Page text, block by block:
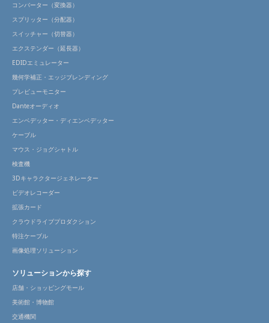
コンバーター（変換器）
スプリッター（分配器）
スイッチャー（切替器）
エクステンダー（延長器）
EDIDエミュレーター
幾何学補正・エッジブレンディング
プレビューモニター
Danteオーディオ
エンベデッター・ディエンベデッター
ケーブル
マウス・ジョグシャトル
検査機
3Dキャラクタージェネレーター
ビデオレコーダー
拡張カード
クラウドライブプロダクション
特注ケーブル
画像処理ソリューション
ソリューションから探す
店舗・ショッピングモール
美術館・博物館
交通機関